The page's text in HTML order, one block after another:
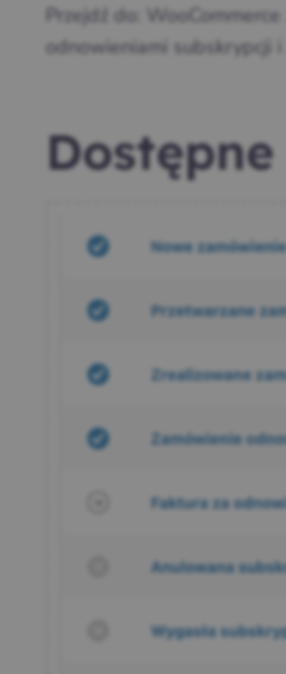
Przejdź do:
odnowieniami subskrypcji